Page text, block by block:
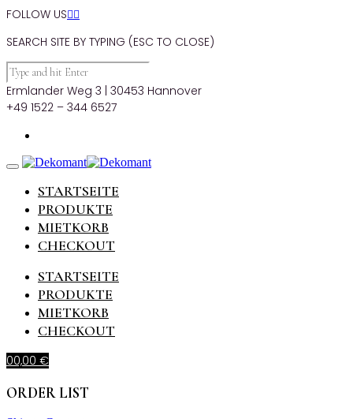
FOLLOW US
SEARCH SITE BY TYPING (ESC TO CLOSE)
Ermlander Weg 3 | 30453 Hannover
+49 1522 – 344 6527
STARTSEITE
PRODUKTE
MIETKORB
CHECKOUT
STARTSEITE
PRODUKTE
MIETKORB
CHECKOUT
00,00 €
ORDER LIST